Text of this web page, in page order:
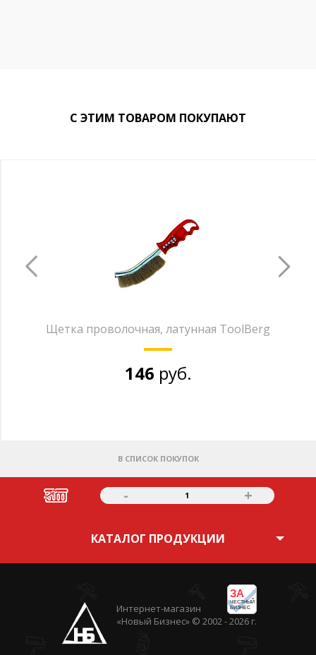
С ЭТИМ ТОВАРОМ ПОКУПАЮТ
Щетка проволочная, латунная ToolBerg
146 руб.
В СПИСОК ПОКУПОК
- 1 +
КАТАЛОГ ПРОДУКЦИИ
ЗА
ЧЕСТНЫЙ
БИЗНЕС
Интернет-магазин
«Новый Бизнес» © 2002 - 2026 г.